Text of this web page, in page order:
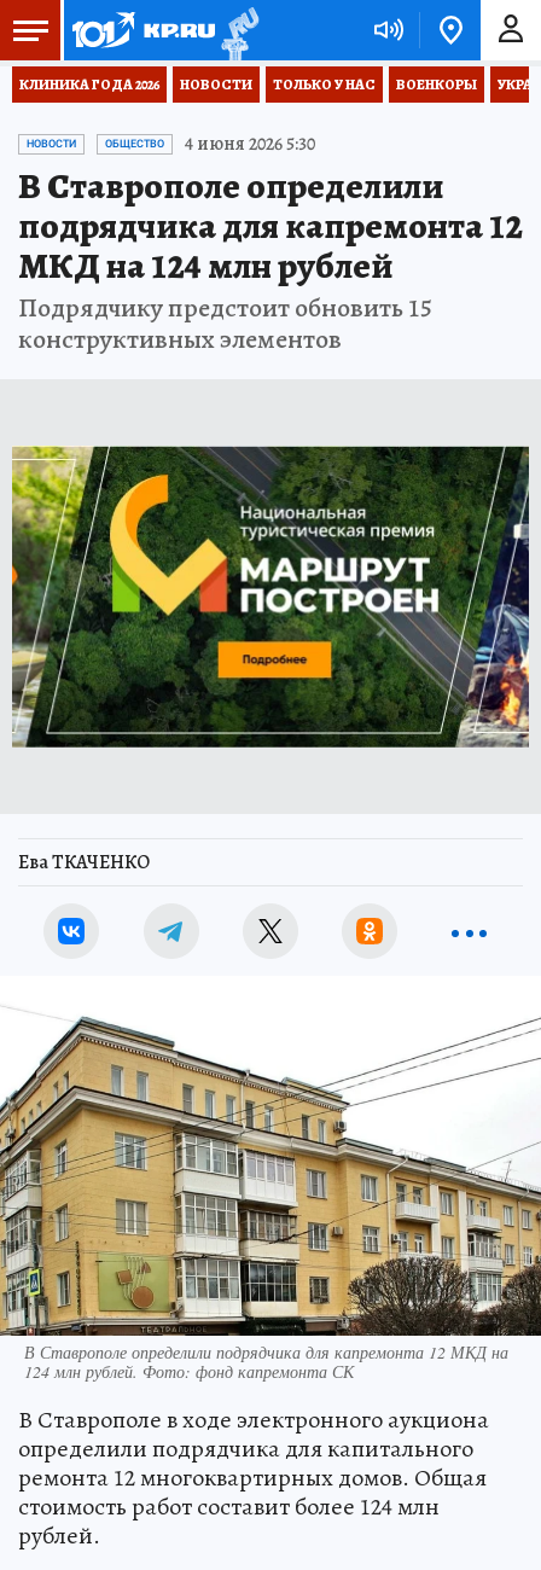
КЛИНИКА ГОДА 2026 НОВОСТИ ТОЛЬКО У НАС ВОЕНКОРЫ
НОВОСТИ ОБЩЕСТВО 4 июня 2026 5:30
В Ставрополе определили
подрядчика для капремонта 12
МКД на 124 млн рублей
Подрядчику предстоит обновить 15
конструктивных элементов
Ева ТКАЧЕНКО
В Ставрополе определили подрядчика для капремонта 12 МКД на
124 млн рублей. Фото: фонд капремонта СК
В Ставрополе в ходе электронного аукциона
определили подрядчика для капитального
ремонта 12 многоквартирных домов. Общая
стоимость работ составит более 124 млн
рублей.